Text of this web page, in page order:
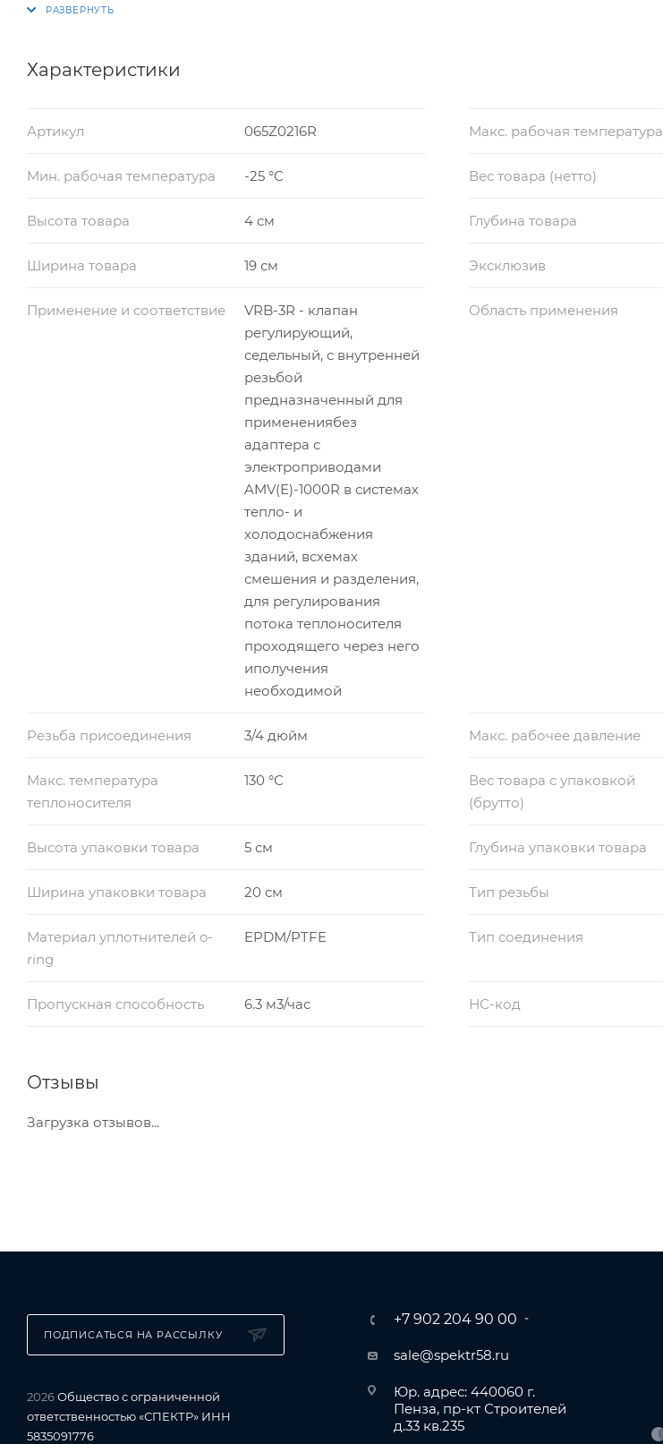
Характеристики
Артикул 065Z0216R Макс. рабочая температура
Мин. рабочая температура -25 °С Вес товара (нетто)
Высота товара 4 см Глубина товара
Ширина товара 19 см Эксклюзив
Применение и соответствие
VRB-3R - клапан
регулирующий,
седельный, с внутренней
резьбой
предназначенный для
применениябез
адаптера с
электроприводами
AMV(E)-1000R в системах
тепло- и
холодоснабжения
зданий, всхемах
смешения и разделения,
для регулирования
потока теплоносителя
проходящего через него
иполучения
необходимой
Область применения
Резьба присоединения 3/4 дюйм Макс. рабочее давление
Макс. температура
теплоносителя
130 °С
Вес товара с упаковкой
(брутто)
Высота упаковки товара 5 см Глубина упаковки товара
Ширина упаковки товара 20 см Тип резьбы
Материал уплотнителей o-
ring
EPDM/PTFE Тип соединения
Пропускная способность 6.3 м3/час НС-код
Отзывы
Загрузка отзывов...
ПОДПИСАТЬСЯ НА РАССЫЛКУ
2026Общество с ограниченной
ответственностью «СПЕКТР» ИНН
5835091776
+7 902 204 90 00
sale@spektr58.ru
Юр. адрес: 440060 г.
Пенза, пр-кт Строителей
д.33 кв.235